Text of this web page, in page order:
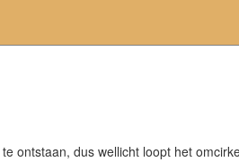
ontstaan, dus wellicht loopt het